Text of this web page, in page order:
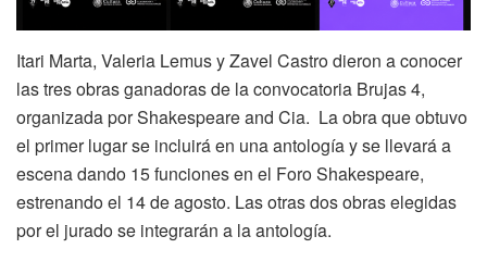
Itari Marta, Valeria Lemus y Zavel Castro dieron a conocer
las tres obras ganadoras de la convocatoria Brujas 4,
organizada por Shakespeare and Cia. La obra que obtuvo
el primer lugar se incluirá en una antología y se llevará a
escena dando 15 funciones en el Foro Shakespeare,
estrenando el 14 de agosto. Las otras dos obras elegidas
por el jurado se integrarán a la antología.